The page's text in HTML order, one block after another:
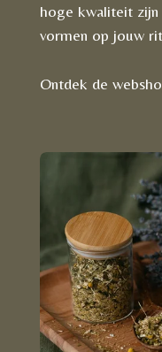
hoge kwaliteit zijn
vormen op jouw
Ontdek de